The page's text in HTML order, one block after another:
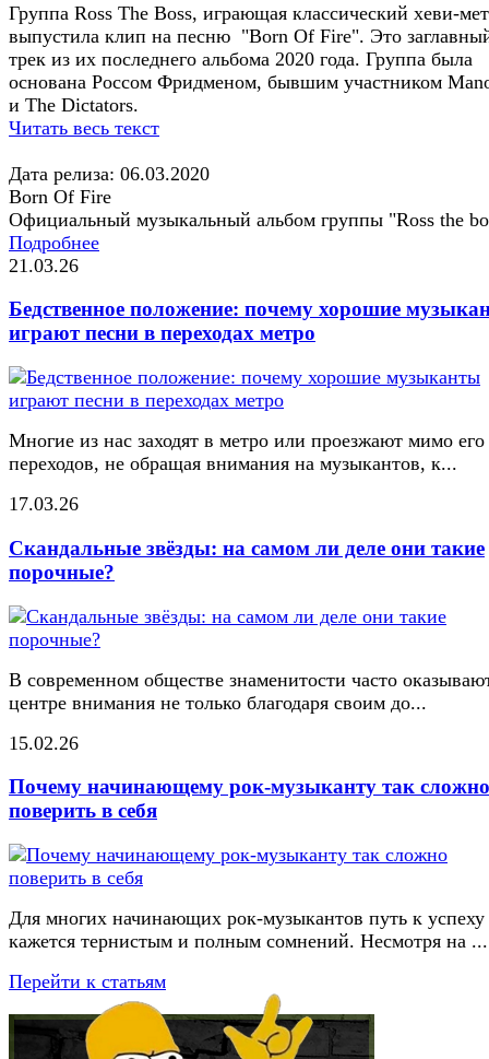
Группа Ross The Boss, играющая классический хеви-
выпустила клип на песню "Born Of Fire". Это
трек из их последнего альбома 2020 года. Группа была
основана Россом Фридменом, бывшим участником
и The Dictators.
Читать весь текст
Дата релиза: 06.03.2020
Born Of Fire
Официальный музыкальный альбом группы "Ross the
Подробнее
21.03.26
Бедственное положение: почему хорошие
играют песни в переходах метро
Многие из нас заходят в метро или проезжают мимо его
переходов, не обращая внимания на музыкантов, к...
17.03.26
Скандальные звёзды: на самом ли деле они такие
порочные?
В современном обществе знаменитости часто
центре внимания не только благодаря своим до...
15.02.26
Почему начинающему рок-музыканту так сложно
поверить в себя
Для многих начинающих рок-музыкантов путь к успеху
кажется тернистым и полным сомнений. Несмотря на ...
Перейти к статьям